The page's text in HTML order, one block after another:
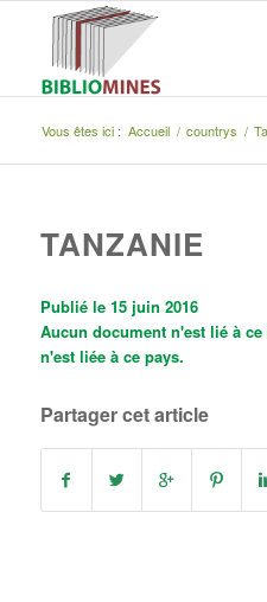
Vous êtes ici : Accueil / countrys /
TANZANIE
Publié le 15 juin 2016
Aucun document n'est lié à ce
n'est liée à ce pays.
Partager cet article